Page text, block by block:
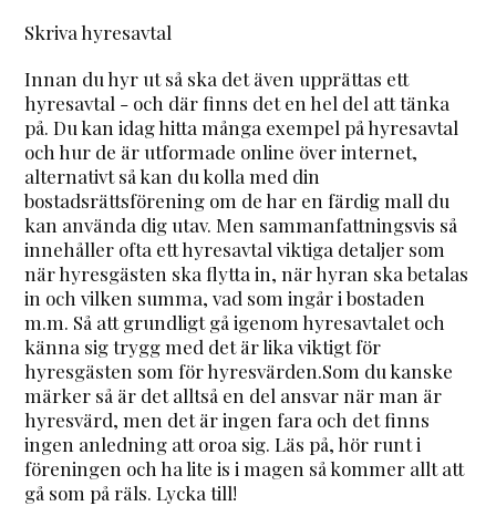
Skriva hyresavtal
Innan du hyr ut så ska det även upprättas ett
hyresavtal - och där finns det en hel del att tänka
på. Du kan idag hitta många exempel på hyresavtal
och hur de är utformade online över internet,
alternativt så kan du kolla med din
bostadsrättsförening om de har en färdig mall du
kan använda dig utav. Men sammanfattningsvis så
innehåller ofta ett hyresavtal viktiga detaljer som
när hyresgästen ska flytta in, när hyran ska betalas
in och vilken summa, vad som ingår i bostaden
m.m. Så att grundligt gå igenom hyresavtalet och
känna sig trygg med det är lika viktigt för
hyresgästen som för hyresvärden.Som du kanske
märker så är det alltså en del ansvar när man är
hyresvärd, men det är ingen fara och det finns
ingen anledning att oroa sig. Läs på, hör runt i
föreningen och ha lite is i magen så kommer allt att
gå som på räls. Lycka till!